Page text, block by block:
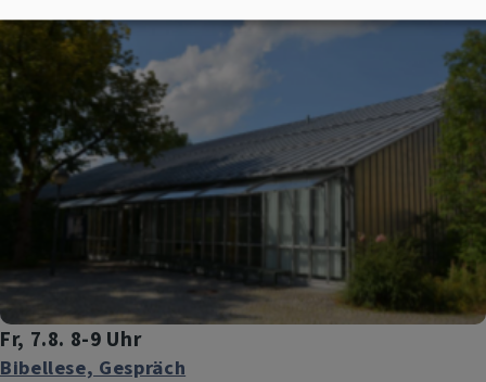
Fr, 7.8. 8-9 Uhr
Bibellese, Gespräch